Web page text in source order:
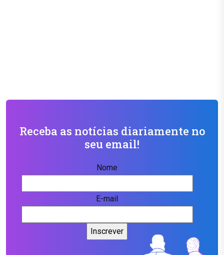
Receba as notícias diariamente no
seu email!
Nome
E-mail